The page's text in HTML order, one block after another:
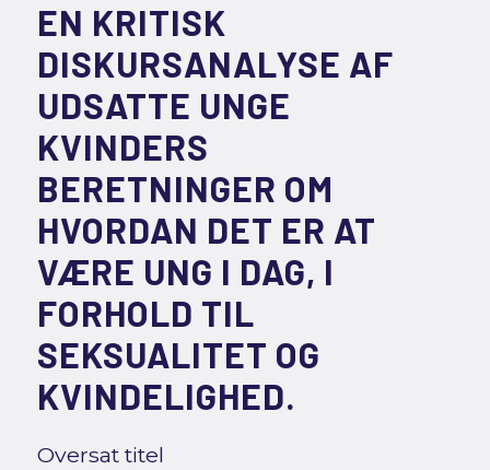
EN KRITISK
DISKURSANALYSE AF
UDSATTE UNGE
KVINDERS
BERETNINGER OM
HVORDAN DET ER AT
VÆRE UNG I DAG, I
FORHOLD TIL
SEKSUALITET OG
KVINDELIGHED.
Oversat titel